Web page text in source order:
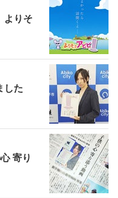
よりそ
した
寄り